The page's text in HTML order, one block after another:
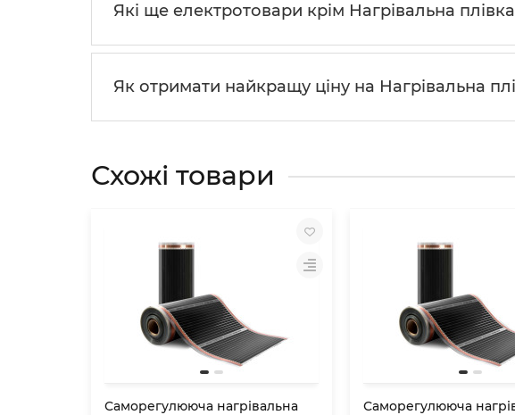
Які ще електротовари крім Нагрівальна
Як отримати найкращу ціну на Нагрівальна
Схожі товари
Саморегулююча нагрівальна
Саморегулююча